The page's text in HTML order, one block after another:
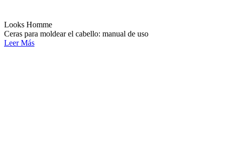
Looks Homme
Ceras para moldear el cabello: manual de uso
Leer Más